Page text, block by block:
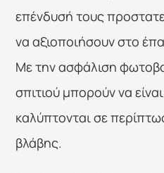
επένδυσή τους
να αξιοποιήσουν στο
Με την ασφάλιση
σπιτιού μπορούν να
καλύπτονται σε
βλάβης.